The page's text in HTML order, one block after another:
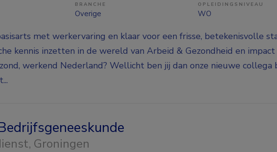
BRANCHE
Overige
OPLEIDINGSNIVEAU
WO
met werkervaring en klaar voor een frisse, betekenisvolle
kennis inzetten in de wereld van Arbeid & Gezondheid en impact
werkend Nederland? Wellicht ben jij dan onze nieuwe collega
, Groningen